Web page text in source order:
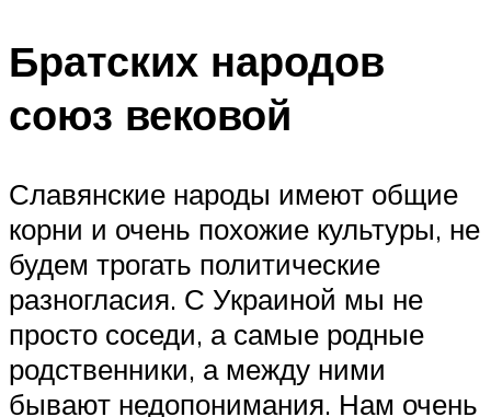
Братских народов
союз вековой
Славянские народы имеют общие
корни и очень похожие культуры, не
будем трогать политические
разногласия. С Украиной мы не
просто соседи, а самые родные
родственники, а между ними
бывают недопонимания. Нам очень